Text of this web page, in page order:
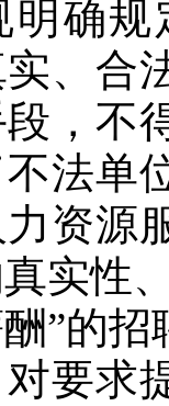
明确规
、合
，不
法单
资源
实性
”的招
要求